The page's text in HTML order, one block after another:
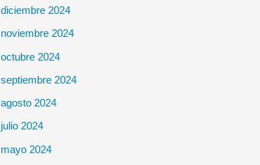
diciembre 2024
noviembre 2024
octubre 2024
septiembre 2024
agosto 2024
julio 2024
mayo 2024